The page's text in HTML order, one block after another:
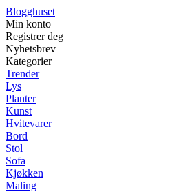
Blogghuset
Min konto
Registrer deg
Nyhetsbrev
Kategorier
Trender
Lys
Planter
Kunst
Hvitevarer
Bord
Stol
Sofa
Kjøkken
Maling